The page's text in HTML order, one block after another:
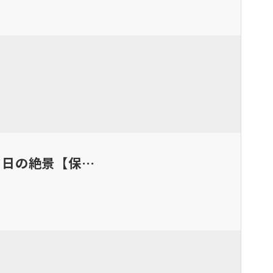
の絶景【保…